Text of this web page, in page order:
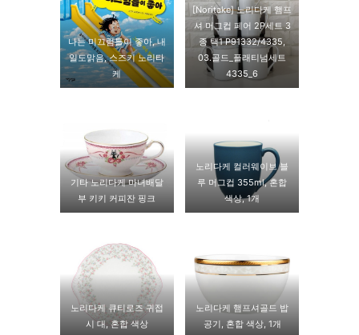
나는 미끄럼틀이 좋아, 내
일도맑음, 스즈키 노리타
케
[Noritake] 노리다케 햄프
셔 머그컵 페어 2P세트 3
종 택1 P91332/4335,
03.골드_플래티넘세트
4335_6
기타 노리다케 마녀배달
부 키키 커피잔 핑크
노리다케 컬러웨이브 블
루 머그컵 355ml, 혼합
색상, 1개
노리다케 큐티로즈 귀접
시 대, 혼합 색상
노리다케 햄프셔골드 밥
공기, 혼합 색상, 1개